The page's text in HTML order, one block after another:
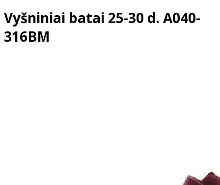
Vyšniniai batai 25-30 d. A040-
316BM